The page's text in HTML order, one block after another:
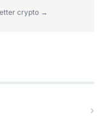
crypto →